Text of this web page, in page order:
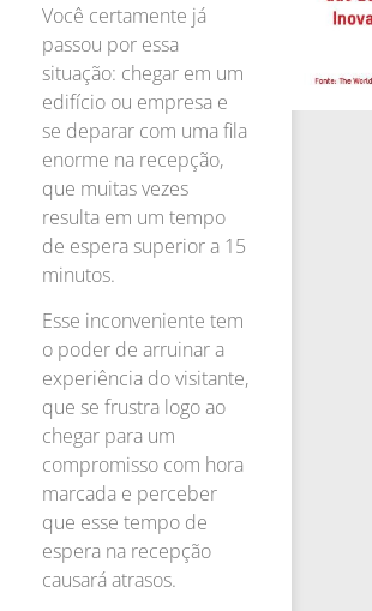
Você certamente já
passou por essa
situação: chegar em um
edifício ou empresa e
se deparar com uma fila
enorme na recepção,
que muitas vezes
resulta em um tempo
de espera superior a 15
minutos.
Esse inconveniente tem
o poder de arruinar a
experiência do visitante,
que se frustra logo ao
chegar para um
compromisso com hora
marcada e perceber
que esse tempo de
espera na recepção
causará atrasos.